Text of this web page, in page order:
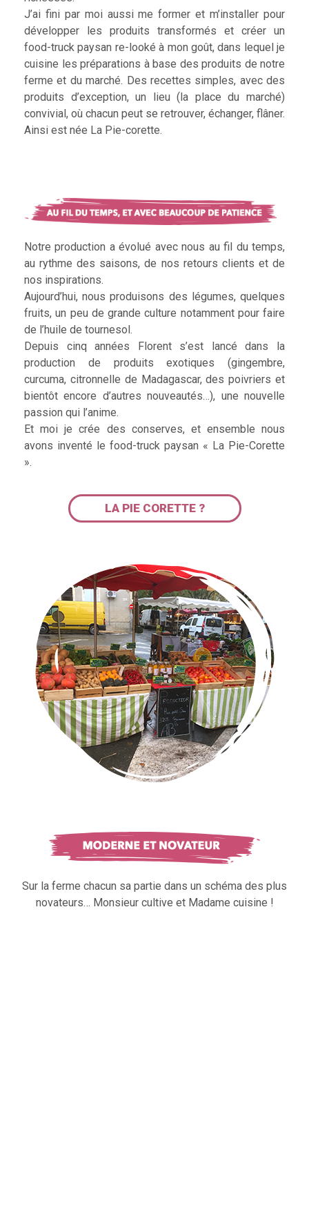
J’ai fini par moi aussi me former et m’installer pour
développer les produits transformés et créer un
food-truck paysan re-looké à mon goût, dans lequel je
cuisine les préparations à base des produits de notre
ferme et du marché. Des recettes simples, avec des
produits d’exception, un lieu (la place du marché)
convivial, où chacun peut se retrouver, échanger, flâner.
Ainsi est née La Pie-corette.
Notre production a évolué avec nous au fil du temps,
au rythme des saisons, de nos retours clients et de
nos inspirations.
Aujourd’hui, nous produisons des légumes, quelques
fruits, un peu de grande culture notamment pour faire
de l’huile de tournesol.
Depuis cinq années Florent s’est lancé dans la
production de produits exotiques (gingembre,
curcuma, citronnelle de Madagascar, des poivriers et
bientôt encore d’autres nouveautés…), une nouvelle
passion qui l’anime.
Et moi je crée des conserves, et ensemble nous
avons inventé le food-truck paysan « La Pie-Corette
».
LA PIE CORETTE ?
Sur la ferme chacun sa partie dans un schéma des plus
novateurs… Monsieur cultive et Madame cuisine !